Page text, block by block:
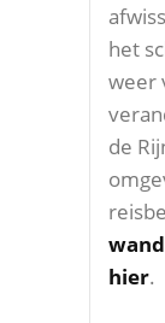
het
weer
de
hier.